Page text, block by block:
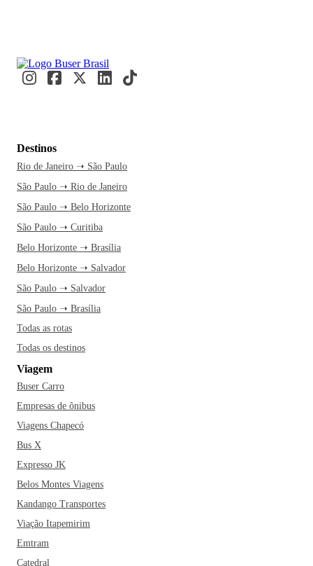
Destinos
Rio de Janeiro ➝ São Paulo
São Paulo ➝ Rio de Janeiro
São Paulo ➝ Belo Horizonte
São Paulo ➝ Curitiba
Belo Horizonte ➝ Brasília
Belo Horizonte ➝ Salvador
São Paulo ➝ Salvador
São Paulo ➝ Brasília
Todas as rotas
Todas os destinos
Viagem
Buser Carro
Empresas de ônibus
Viagens Chapecó
Bus X
Expresso JK
Belos Montes Viagens
Kandango Transportes
Viação Itapemirim
Emtram
Catedral